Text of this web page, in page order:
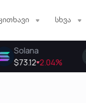
სხვა